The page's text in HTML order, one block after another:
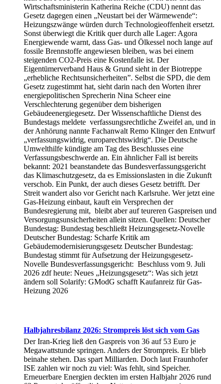
Wirtschaftsministerin Katherina Reiche (CDU) nennt das
Gesetz dagegen einen „Neustart bei der Wärmewende“:
Heizungszwänge würden durch Technologieoffenheit ersetzt.
Sonst überwiegt die Kritik quer durch alle Lager: Agora
Energiewende warnt, dass Gas- und Ölkessel noch lange auf
fossile Brennstoffe angewiesen bleiben, was bei einem
steigenden CO2-Preis eine Kostenfalle ist. Der
Eigentümerverband Haus & Grund sieht in der Biotreppe
„erhebliche Rechtsunsicherheiten”. Selbst die SPD, die dem
Gesetz zugestimmt hat, sieht darin nach den Worten ihrer
energiepolitischen Sprecherin Nina Scheer eine
Verschlechterung gegenüber dem bisherigen
Gebäudeenergiegesetz. Der Wissenschaftliche Dienst des
Bundestags meldete verfassungsrechtliche Zweifel an, und in
der Anhörung nannte Fachanwalt Remo Klinger den Entwurf
„verfassungswidrig, europarechtswidrig“. Die Deutsche
Umwelthilfe kündigte am Tag des Beschlusses eine
Verfassungsbeschwerde an. Ein ähnlicher Fall ist bereits
bekannt: 2021 beanstandete das Bundesverfassungsgericht
das Klimaschutzgesetz, da es Emissionslasten in die Zukunft
verschob. Ein Punkt, der auch dieses Gesetz betrifft. Der
Streit wandert also vor Gericht nach Karlsruhe. Wer jetzt eine
Gas-Heizung einbaut, kauft ein Versprechen der
Bundesregierung mit, bleibt aber auf teureren Gaspreisen und
Versorgungsunsicherheiten allein sitzen. Quellen: Deutscher
Bundestag: Bundestag beschließt Heizungsgesetz-Novelle
Deutscher Bundestag: Scharfe Kritik am
Gebäudemodernisierungsgesetz Deutscher Bundestag:
Bundestag stimmt für Aufsetzung der Heizungsgesetz-
Novelle Bundesverfassungsgericht: Beschluss vom 9. Juli
2026 zdf heute: Neues „Heizungsgesetz“: Was sich jetzt
ändern soll Solarify: GModG schafft Kaufanreiz für Gas-
Heizung 2026
Halbjahresbilanz 2026: Strompreis löst sich vom Gas
Der Iran-Krieg ließ den Gaspreis von 36 auf 53 Euro je
Megawattstunde springen. Anders der Strompreis. Er blieb
beinahe stehen. Das spart Milliarden. Doch laut Fraunhofer
ISE zahlen wir noch zu viel: Was fehlt, sind Speicher.
Erneuerbare Energien deckten im ersten Halbjahr 2026 rund